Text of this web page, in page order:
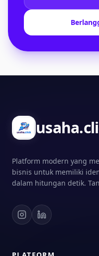
Platform modern yang
bisnis untuk memiliki
dalam hitungan detik.